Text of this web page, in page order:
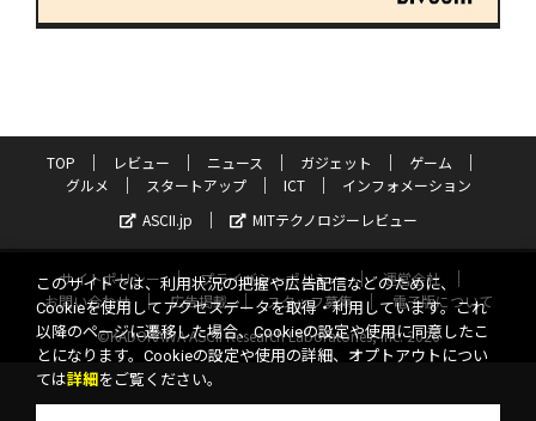
TOP レビュー ニュース ガジェット
ゲーム
グルメ
スタートアップ ICT
インフォメーション
ASCII.jp
MITテクノロジーレビュー
サイトポリシー プライバシーポリシー
運営会社
お問い合わせ
広告掲載 スタッフ募集
電子版について
©KADOKAWA ASCII Research Laboratories, Inc. 2026
このサイトでは、利用状況の把握や広告配信などのために、
Cookieを使用してアクセスデータを取得・利用しています。これ
以降のページに遷移した場合、Cookieの設定や使用に同意したこ
とになります。Cookieの設定や使用の詳細、オプトアウトについ
ては詳細 をご覧ください。